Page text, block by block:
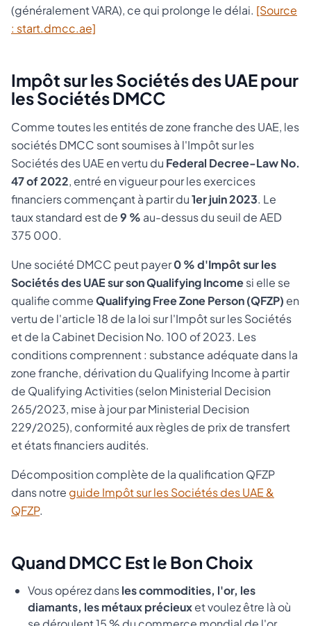
(généralement VARA), ce qui prolonge le délai. [Source
: start.dmcc.ae]
Impôt sur les Sociétés des UAE pour
les Sociétés DMCC
Comme toutes les entités de zone franche des UAE, les
sociétés DMCC sont soumises à l'Impôt sur les
Sociétés des UAE en vertu du Federal Decree-Law No.
47 of 2022, entré en vigueur pour les exercices
financiers commençant à partir du1er juin 2023. Le
taux standard est de9 % au-dessus du seuil de AED
375 000.
Une société DMCC peut payer0 % d'Impôt sur les
Sociétés des UAE sur son Qualifying Incomesi elle se
qualifie commeQualifying Free Zone Person (QFZP) en
vertu de l'article 18 de la loi sur l'Impôt sur les Sociétés
et de la Cabinet Decision No. 100 of 2023. Les
conditions comprennent : substance adéquate dans la
zone franche, dérivation du Qualifying Income à partir
de Qualifying Activities (selon Ministerial Decision
265/2023, mise à jour par Ministerial Decision
229/2025), conformité aux règles de prix de transfert
et états financiers audités.
Décomposition complète de la qualification QFZP
dans notreguide Impôt sur les Sociétés des UAE &
QFZP.
Quand DMCC Est le Bon Choix
Vous opérez dansles commodities, l'or, les
diamants, les métaux précieuxet voulez être là où